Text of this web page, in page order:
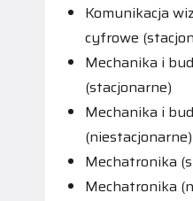
Komunikacja
cyfrowe
Mechanika i
(stacjonarne)
Mechanika i
(niestacjonarne)
Mechatronika
Mechatronika